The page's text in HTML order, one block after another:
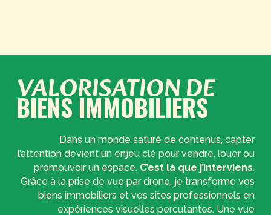
VALORISATION DE
BIENSIMMOBILIERS
Dans un monde saturé de contenus, capter
l’attention devient un enjeu clé pour vendre, louer ou
promouvoir un espace. C’est là que j’interviens.
Grâce à la prise de vue par drone, je transforme vos
biens immobiliers et vos sites professionnels en
expériences visuelles percutantes. Une vue